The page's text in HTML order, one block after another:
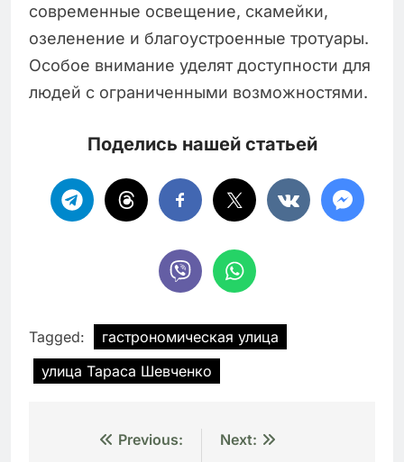
современные освещение, скамейки,
озеленение и благоустроенные тротуары.
Особое внимание уделят доступности для
людей с ограниченными возможностями.
Поделись нашей статьей
Tagged:
гастрономическая улица
улица Тараса Шевченко
Навигация
Previous:
Next: